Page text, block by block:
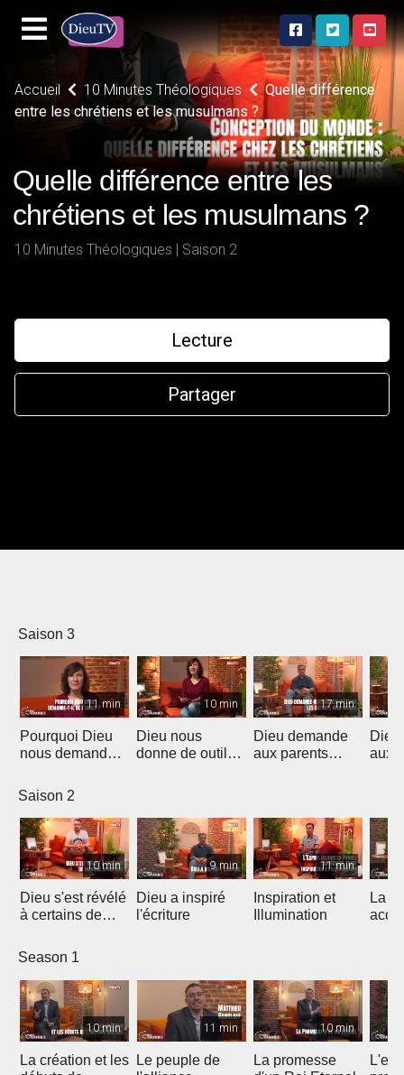
Accueil 10 Minutes Théologiques
Quelle différence
entre les chrétiens et les musulmans ?
Quelle différence entre les
chrétiens et les musulmans ?
10 Minutes Théologiques | Saison 2
Lecture
Partager
Saison 3
11 min
Pourquoi Dieu
nous demande-t-
10 min
Dieu nous
donne de outils
17 min
Dieu demande
aux parents
Dieu
aux
Saison 2
10 min
Dieu s'est révélé
à certains de
spécifique
9 min
Dieu a inspiré
l'écriture
11 min
Inspiration et
Illumination
La
Season 1
10 min
La création et les
11 min
Le peuple de
10 min
La promesse